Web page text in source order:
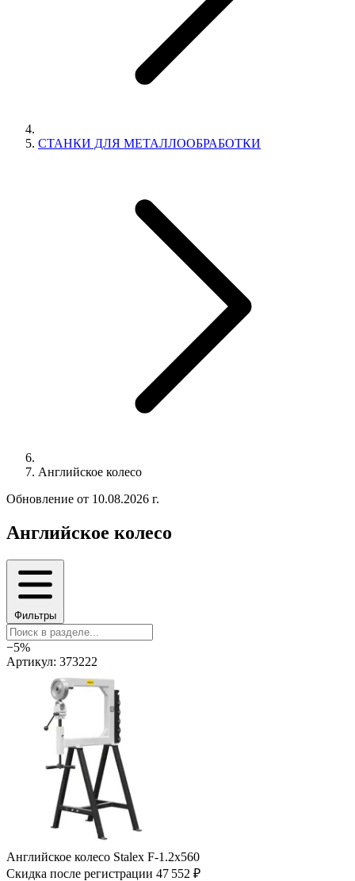
СТАНКИ ДЛЯ МЕТАЛЛООБРАБОТКИ
Английское колесо
Обновление от 10.08.2026 г.
Английское колесо
Фильтры
−5%
Артикул: 373222
Английское колесо Stalex F-1.2x560
Скидка после регистрации 47 552 ₽